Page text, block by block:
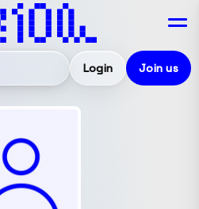
Login Join us